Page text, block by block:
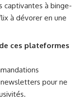
captivantes à binge-
à dévorer en une
ces plateformes
pour ne